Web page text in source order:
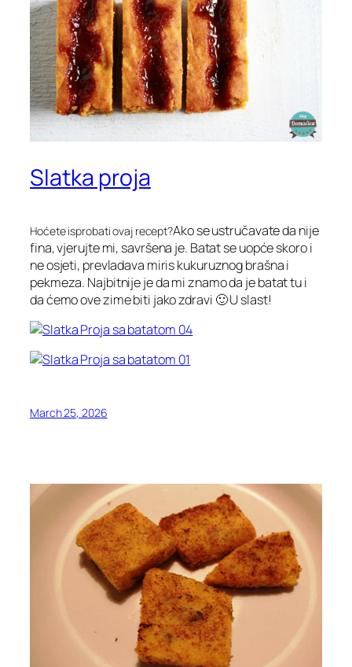
Slatka proja
Hoćete isprobati ovaj recept?Ako se ustručavate da nije
fina, vjerujte mi, savršena je. Batat se uopće skoro i
ne osjeti, prevladava miris kukuruznog brašna i
pekmeza. Najbitnije je da mi znamo da je batat tu i
da ćemo ove zime biti jako zdravi 🙂 U slast!
March 25, 2026